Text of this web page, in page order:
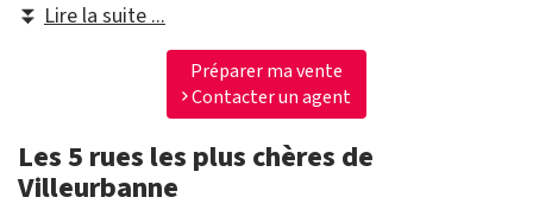
⏬ Lire la suite ...
Préparer ma vente
Contacter un agent
Les 5 rues les plus chères de
Villeurbanne